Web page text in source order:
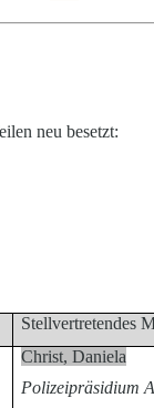
neu besetzt:
Stellvertretendes
Christ, Daniela
Polizeipräsidium